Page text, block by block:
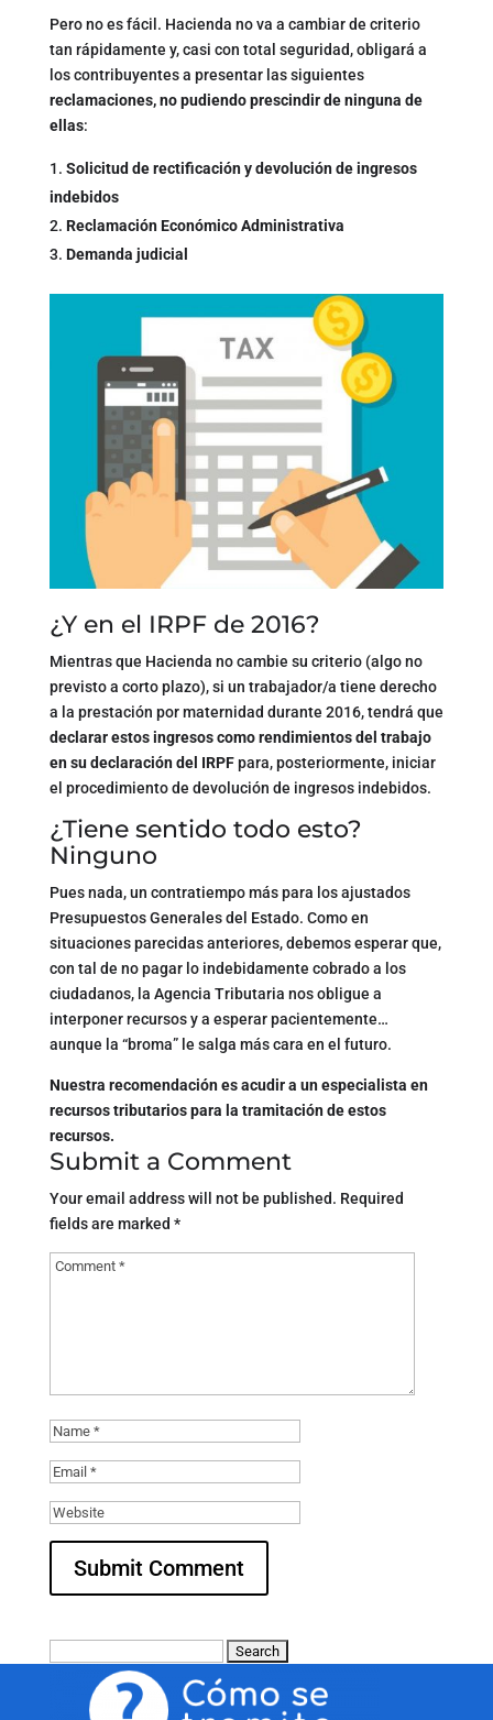
Pero no es fácil. Hacienda no va a cambiar de criterio
tan rápidamente y, casi con total seguridad, obligará a
los contribuyentes a presentar las siguientes
reclamaciones, no pudiendo prescindir de ninguna de
ellas:
Solicitud de rectificación y devolución de ingresos
indebidos
Reclamación Económico Administrativa
Demanda judicial
¿Y en el IRPF de 2016?
Mientras que Hacienda no cambie su criterio (algo no
previsto a corto plazo), si un trabajador/a tiene derecho
a la prestación por maternidad durante 2016, tendrá que
declarar estos ingresos como rendimientos del trabajo
en su declaración del IRPFpara, posteriormente, iniciar
el procedimiento de devolución de ingresos indebidos.
¿Tiene sentido todo esto?
Ninguno
Pues nada, un contratiempo más para los ajustados
Presupuestos Generales del Estado. Como en
situaciones parecidas anteriores, debemos esperar que,
con tal de no pagar lo indebidamente cobrado a los
ciudadanos, la Agencia Tributaria nos obligue a
interponer recursos y a esperar pacientemente…
aunque la “broma” le salga más cara en el futuro.
Nuestra recomendación es acudir a un especialista en
recursos tributarios para la tramitación de estos
recursos.
Submit a Comment
Your email address will not be published. Required
fields are marked *